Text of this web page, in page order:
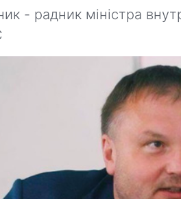
- радник міністра